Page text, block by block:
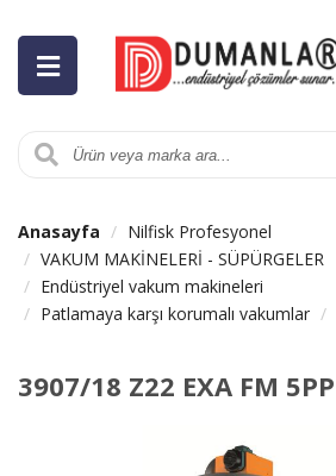
Anasayfa
Nilfisk Profesyonel
VAKUM MAKİNELERİ - SÜPÜRGELER
Endüstriyel vakum makineleri
Patlamaya karşı korumalı vakumlar
3907/18 Z22 EXA FM 5PP